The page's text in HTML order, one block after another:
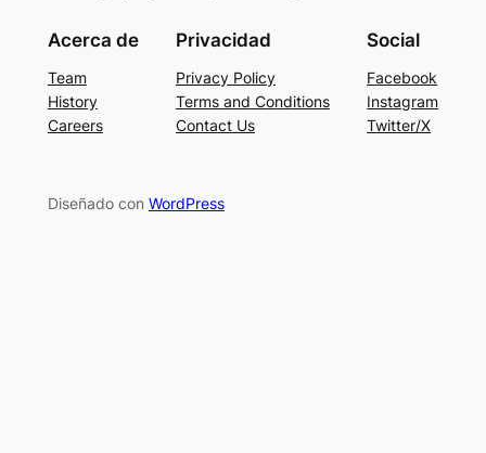
Acerca de
Team
History
Careers
Privacidad
Privacy Policy
Terms and Conditions
Contact Us
Social
Facebook
Instagram
Twitter/X
Diseñado con WordPress